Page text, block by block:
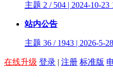
主题 2 / 504 | 2024-10-23
站内公告
主题 36 / 1943 | 2026-5-
在线升级 登录 | 注册 标准版